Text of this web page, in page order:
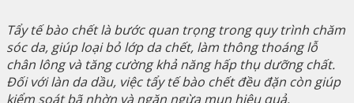
Tẩy tế bào chết là bước quan trọng trong quy trình chăm
sóc da, giúp loại bỏ lớp da chết, làm thông thoáng lỗ
chân lông và tăng cường khả năng hấp thụ dưỡng chất.
Đối với làn da dầu, việc tẩy tế bào chết đều đặn còn giúp
kiểm soát bã nhờn và ngăn ngừa mụn hiệu quả.